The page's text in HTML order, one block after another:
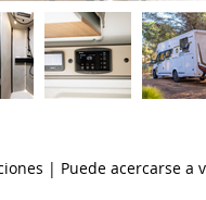
| Puede acercarse a